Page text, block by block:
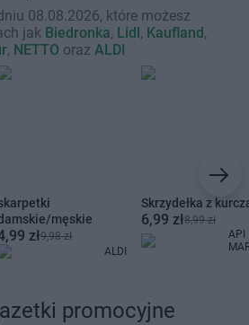
08.08.2026, które możesz
jak Biedronka, Lidl, Kaufland,
, NETTO oraz ALDI
męskie
zł9,98 zł
ALDI
Skrzydełka z
6,99 zł8,99 zł
API
promocyjne